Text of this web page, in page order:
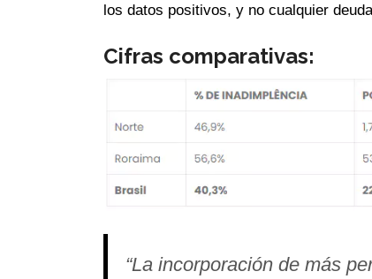
los datos positivos, y no cualquier
Cifras comparativas:
“La incorporación de más